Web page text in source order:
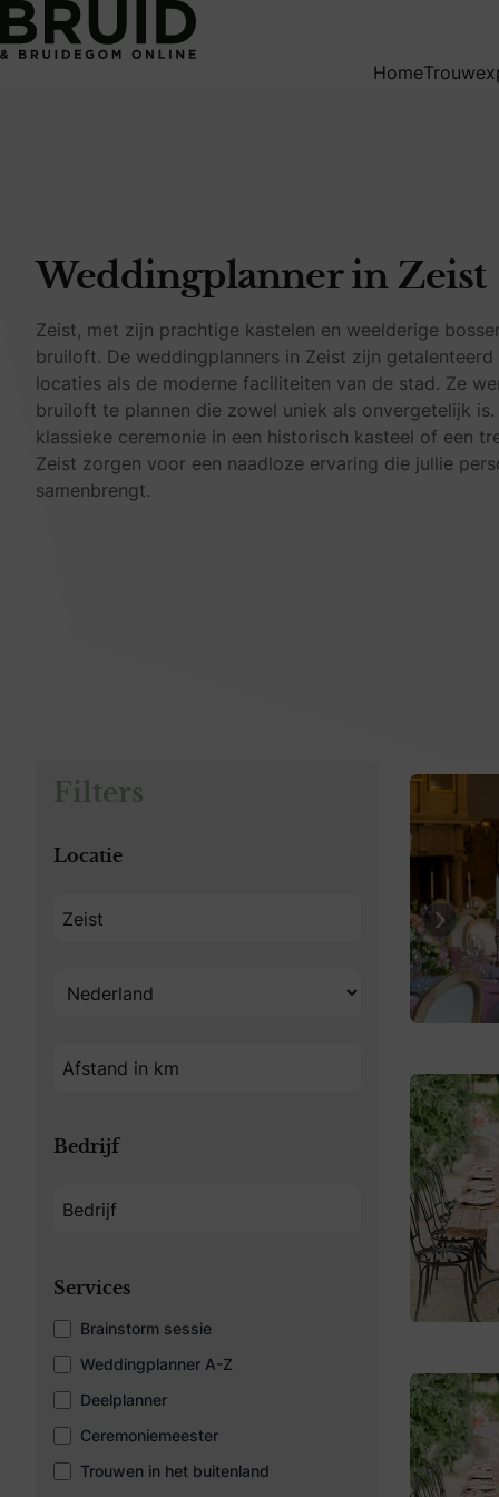
Home
Weddingplanner in Zeist
Zeist, met zijn prachtige kastelen en weelderige
bruiloft. De weddingplanners in Zeist zijn
locaties als de moderne faciliteiten van de stad. Ze
bruiloft te plannen die zowel uniek als onvergetelijk
klassieke ceremonie in een historisch kasteel of een
Zeist zorgen voor een naadloze ervaring die jullie
samenbrengt.
Filters
Locatie
Bedrijf
Services
Brainstorm sessie
Weddingplanner A-Z
Deelplanner
Ceremoniemeester
Trouwen in het buitenland